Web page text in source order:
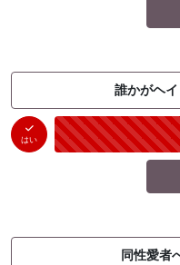
誰かがヘ
はい
同性愛者